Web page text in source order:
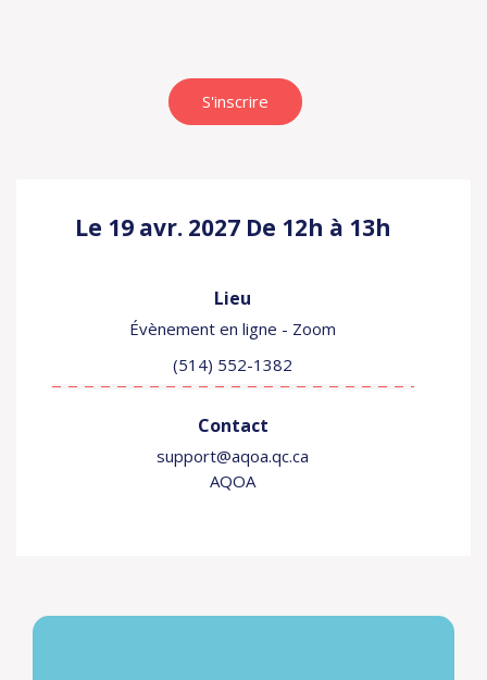
Le 19 avr. 2027 De 12h à 13h
Lieu
Évènement en ligne - Zoom
Contact
AQOA
(514) 552-1382
support@aqoa.qc.ca
S'inscrire